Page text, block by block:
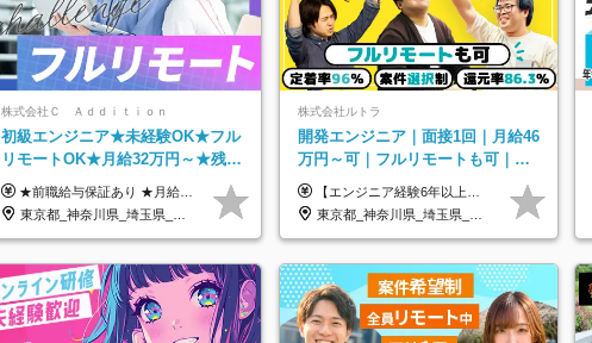
株式会社Ｃ Ａｄｄｉｔｉｏｎ
初級エンジニア★未経験OK★フル
リモートOK★月給32万円～★残業
月10h＆年休120日以上★副業可
★前職給与保証あり ★月給32万円以上＋インセンティブあり 月給32万円以上＋インセンティブ＋各種手当 ※上記には固定残業代（月30時間・44,400円～）を含みます ※超過分は別途支給します ※試用期間はございません ★＼成果＝あなたの収入／★ 【1】案件単価ー8万円＝あなたの給与 参画したプロジェクトの案件単価から 一律8万円引いた金額があなたの給与です！ （月給例） ■1人称での構築・小規模な詳細設計 案件単価55万円ー8万円＝月給47万円（還元率85.5%） ■大型案件の設計・構築やプロジェクト管理 案件単価90万円ー8万円＝月給82万円（還元率91.1%） ‥‥‥‥‥‥‥‥‥‥‥‥‥‥‥‥‥‥ 【2】月給の他にも豊富なインセンティブあり 全員が月3～13万円のインセンティブをゲットしています！ ≪インセンティブ制度≫ 稼働している現場で増員・交代が発生し、 当社の人員を配属が決定した際に支給。 ◇C Addition正社員が参画 ：実粗利の10%／毎月 ◇協力会社所属の社員が参画：実粗利の30%／毎月 ≪リファラル制度≫ あなたの知り合いが当社のメンバーになった際に、 毎月1人あたり2万円支給します◎ ‥‥‥‥‥‥‥‥‥‥‥‥‥‥‥‥‥‥
東京都_神奈川県_埼玉県_千葉県_大阪府_愛知県_北海道_青森県_岩手県_宮城県_秋田県_山形県_福島県_茨城県_栃木県_群馬県_新潟県_山梨県_長野県_富山県_石川県_福井県_静岡県_岐阜県_三重県_兵庫県_京都府_滋賀県_奈良県_和歌山県_広島県_岡山県_鳥取県_島根県_山口県_徳島県_香川県_愛媛県_高知県_福岡県_熊本県_佐賀県_長崎県_大分県_宮崎県_鹿児島県_沖縄県
株式会社ルトラ
開発エンジニア｜面接1回｜月給46
万円～可｜フルリモートも可｜案
件選択制｜定着率96％以上｜副業
OK｜住宅手当
【エンジニア経験6年以上の方】 月給46万円～100万円（固定残業代含む） ※上記月給には月30時間分の固定残業代（月8万7,400円～月19万円）を含む。超過分は全額支給。 【エンジニア経験4年以上の方】 月給42万円～100万円（固定残業代含む） ※上記月給には月30時間分の固定残業代（月7万9,800円～月19万円）を含む。超過分は全額支給。 【エンジニア経験4年未満の方】 月給38万円～100万円（固定残業代含む） ※上記月給には月30時間分の固定残業代（月7万2,200円～月19万円）を含む。超過分は全額支給。 ※経験、スキル、前職給与などを踏まえて決定。 ◆ルトラの給与制度のポイント！◆ ・社員の95%が入社時に年収UP！最高で300万円UPの実績も ・平均還元率86.3%（交通費・住宅手当・会社負担分の社保も含む） ・人柄やポテンシャルを評価し、スキル以上の希望年収を提示することも ・退職金制度やリファラル手当（平均50万円）あり
東京都_神奈川県_埼玉県_千葉県_大阪府_愛知県_北海道_青森県_岩手県_宮城県_秋田県_山形県_福島県_茨城県_栃木県_群馬県_新潟県_山梨県_長野県_富山県_石川県_福井県_静岡県_岐阜県_三重県_兵庫県_京都府_滋賀県_奈良県_和歌山県_広島県_岡山県_鳥取県_島根県_山口県_徳島県_香川県_愛媛県_高知県_福岡県_熊本県_佐賀県_長崎県_大分県_宮崎県_鹿児島県_沖縄県